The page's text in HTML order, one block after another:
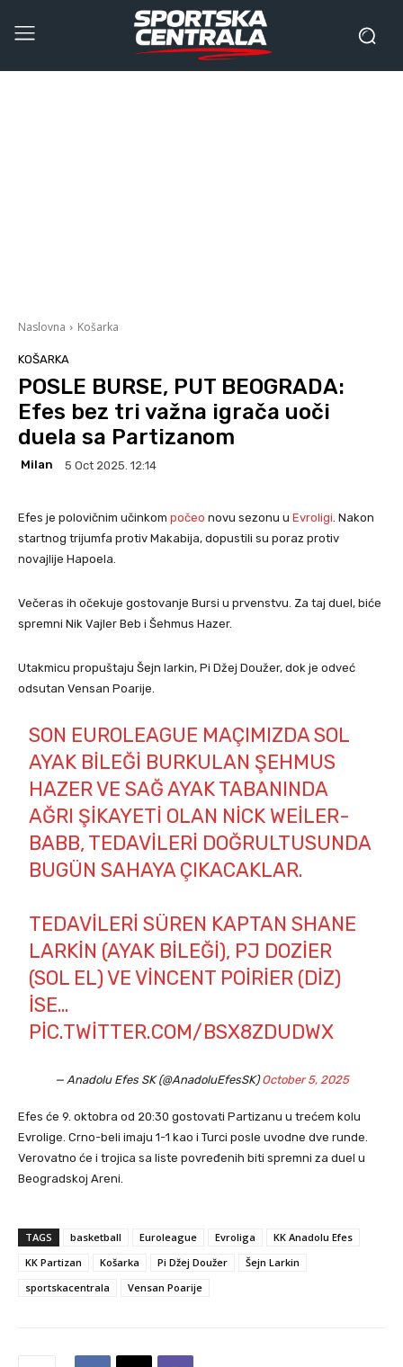
Naslovna Košarka
KOŠARKA
POSLE BURSE, PUT BEOGRADA:
Efes bez tri važna igrača uoči
duela sa Partizanom
Milan 5 Oct 2025. 12:14
Efes je polovičnim učinkom počeo novu sezonu u Evroligi . Nakon
startnog trijumfa protiv Makabija, dopustili su poraz protiv
novajlije Hapoela.
Večeras ih očekuje gostovanje Bursi u prvenstvu. Za taj duel, biće
spremni Nik Vajler Beb i Šehmus Hazer.
Utakmicu propuštaju Šejn larkin, Pi Džej Doužer, dok je odveć
odsutan Vensan Poarije.
SON EUROLEAGUE MAÇIMIZDA SOL
AYAK BILEĞI BURKULAN ŞEHMUS
HAZER VE SAĞ AYAK TABANINDA
AĞRI ŞIKAYETI OLAN NICK WEILER-
BABB, TEDAVILERI DOĞRULTUSUNDA
BUGÜN SAHAYA ÇIKACAKLAR.
TEDAVILERI SÜREN KAPTAN SHANE
LARKIN (AYAK BILEĞI), PJ DOZIER
(SOL EL) VE VINCENT POIRIER (DIZ)
ISE…
PIC.TWITTER.COM/BSX8ZDUDWX
— Anadolu Efes SK (@AnadoluEfesSK)October 5, 2025
Efes će 9. oktobra od 20:30 gostovati Partizanu u trećem kolu
Evrolige. Crno-beli imaju 1-1 kao i Turci posle uvodne dve runde.
Verovatno će i trojica sa liste povređenih biti spremni za duel u
Beogradskoj Areni.
TAGS basketball Euroleague Evroliga
KK Anadolu Efes
KK Partizan
Košarka Pi Džej Doužer
Šejn Larkin
sportskacentrala
Vensan Poarije